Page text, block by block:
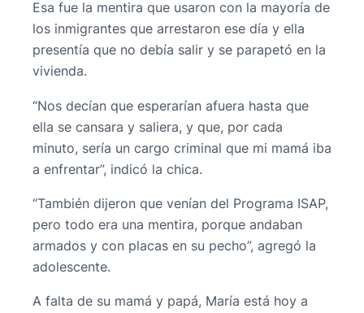
Esa fue la mentira que usaron con la mayoría de
los inmigrantes que arrestaron ese día y ella
presentía que no debía salir y se parapetó en la
vivienda.
“Nos decían que esperarían afuera hasta que
ella se cansara y saliera, y que, por cada
minuto, sería un cargo criminal que mi mamá iba
a enfrentar”, indicó la chica.
“También dijeron que venían del Programa ISAP,
pero todo era una mentira, porque andaban
armados y con placas en su pecho”, agregó la
adolescente.
A falta de su mamá y papá, María está hoy a